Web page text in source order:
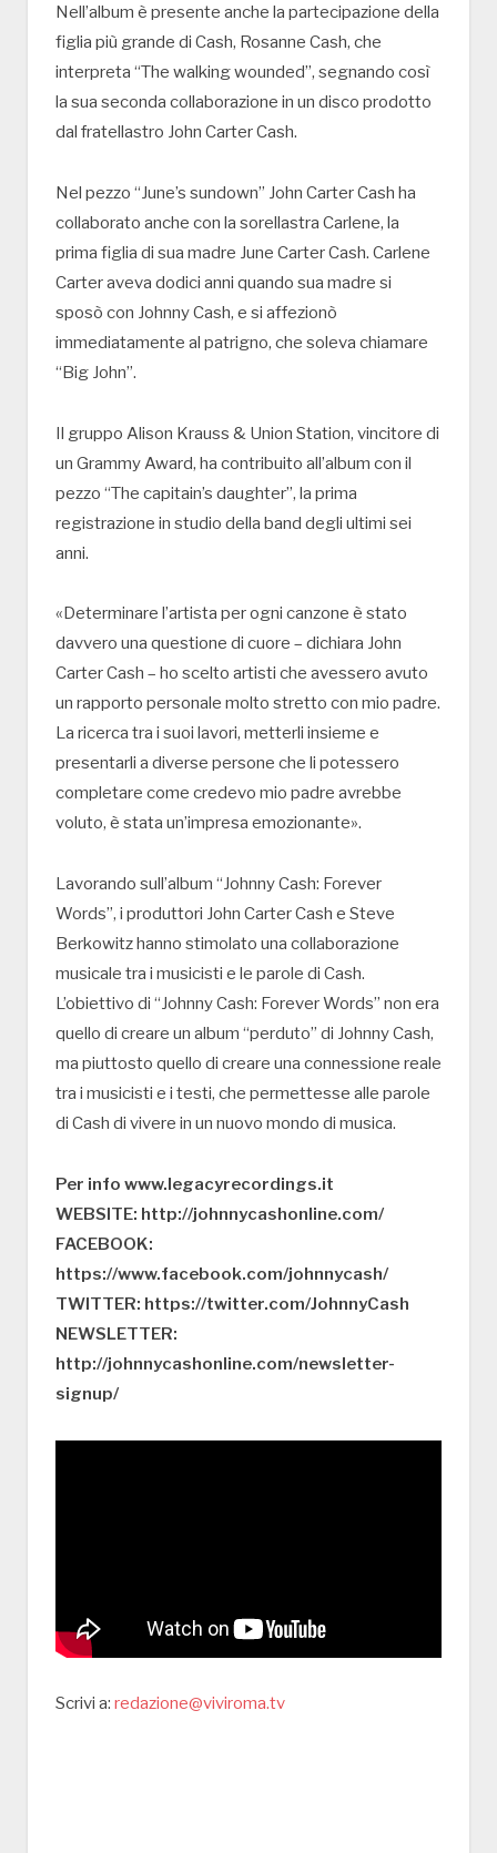
Nell’album è presente anche la partecipazione della
figlia più grande di Cash, Rosanne Cash, che
interpreta “The walking wounded”, segnando così
la sua seconda collaborazione in un disco prodotto
dal fratellastro John Carter Cash.
Nel pezzo “June’s sundown” John Carter Cash ha
collaborato anche con la sorellastra Carlene, la
prima figlia di sua madre June Carter Cash. Carlene
Carter aveva dodici anni quando sua madre si
sposò con Johnny Cash, e si affezionò
immediatamente al patrigno, che soleva chiamare
“Big John”.
Il gruppo Alison Krauss & Union Station, vincitore di
un Grammy Award, ha contribuito all’album con il
pezzo “The capitain’s daughter”, la prima
registrazione in studio della band degli ultimi sei
anni.
«Determinare l’artista per ogni canzone è stato
davvero una questione di cuore – dichiara John
Carter Cash – ho scelto artisti che avessero avuto
un rapporto personale molto stretto con mio padre.
La ricerca tra i suoi lavori, metterli insieme e
presentarli a diverse persone che li potessero
completare come credevo mio padre avrebbe
voluto, è stata un’impresa emozionante».
Lavorando sull’album “Johnny Cash: Forever
Words”, i produttori John Carter Cash e Steve
Berkowitz hanno stimolato una collaborazione
musicale tra i musicisti e le parole di Cash.
L’obiettivo di “Johnny Cash: Forever Words” non era
quello di creare un album “perduto” di Johnny Cash,
ma piuttosto quello di creare una connessione reale
tra i musicisti e i testi, che permettesse alle parole
di Cash di vivere in un nuovo mondo di musica.
Per info www.legacyrecordings.it
WEBSITE: http://johnnycashonline.com/
FACEBOOK:
https://www.facebook.com/johnnycash/
TWITTER: https://twitter.com/JohnnyCash
NEWSLETTER:
http://johnnycashonline.com/newsletter-
signup/
Scrivi a: redazione@viviroma.tv